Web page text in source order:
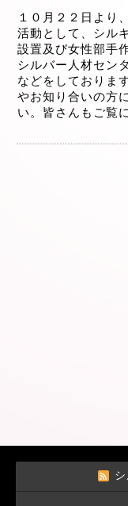
１０月２２日より
活動として、シル
設置及び女性部手
シルバー人材セン
などをしておりま
やお知り合いの方
い。皆さんもご覧